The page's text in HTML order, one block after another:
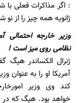
ژانویه همه چیز را از نو
وزیر خارجه احتمالی
نظامی روی میز است !
ژنرال الکساندر هیگ
آمریکا او را به عنوان
کند وی وزیر
خواهد بود. هیگ که در